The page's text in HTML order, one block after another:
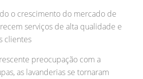
o crescimento do mercado de
serviços de alta qualidade e
clientes
preocupação com a
as lavanderias se tornaram